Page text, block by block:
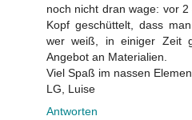
noch nicht dran wage: vor
Kopf geschüttelt, dass
wer weiß, in einiger Zeit
Angebot an Materialien.
Viel Spaß im nassen
LG, Luise
Antworten